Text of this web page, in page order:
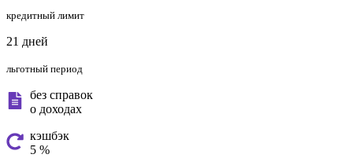
кредитный лимит
21 дней
льготный период
без справок
о доходах
кэшбэк
5 %